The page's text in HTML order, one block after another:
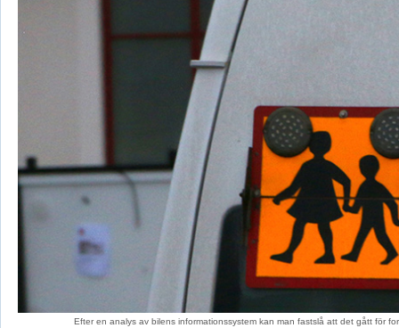
Efter en analys av bilens informationssystem kan man fastslå att det gått för